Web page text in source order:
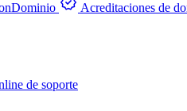
Acreditaciones de
de soporte